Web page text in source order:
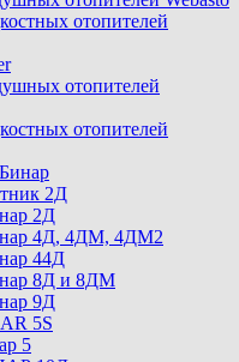
отопителей
отопителей
отопителей
2Д
2Д
4Д, 4ДМ, 4ДМ2
44Д
8Д и 8ДМ
9Д
5S
5